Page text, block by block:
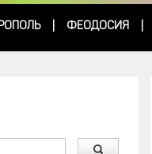
ФЕОДОСИЯ